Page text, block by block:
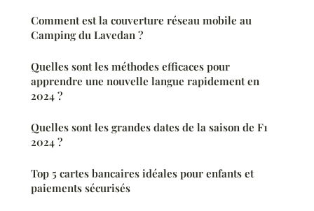
Comment est la couverture réseau mobile au
Camping du Lavedan ?
Quelles sont les méthodes efficaces pour
apprendre une nouvelle langue rapidement en
2024 ?
Quelles sont les grandes dates de la saison de F1
2024 ?
Top 5 cartes bancaires idéales pour enfants et
paiements sécurisés